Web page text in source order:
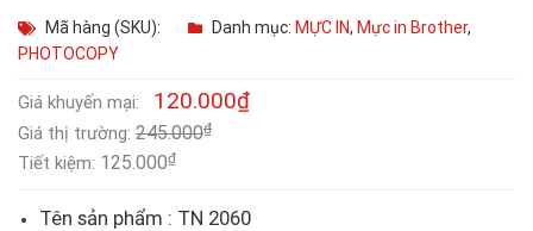
Mã hàng (SKU): Danh mục: MỰC IN, Mực in Brother,
PHOTOCOPY
Giá khuyến mại: 120.000₫
Giá thị trường: 245.000₫
Tiết kiệm: 125.000₫
Tên sản phẩm : TN 2060